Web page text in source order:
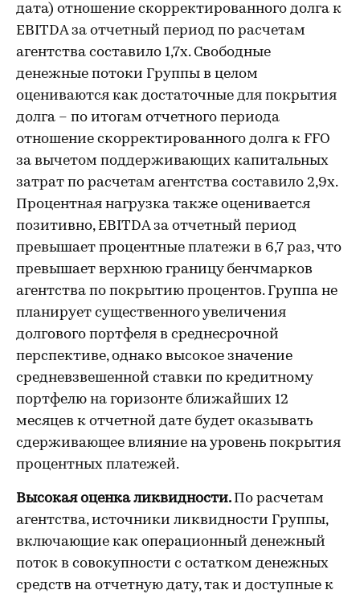
дата) отношение скорректированного долга к
EBITDA за отчетный период по расчетам
агентства составило 1,7х. Свободные
денежные потоки Группы в целом
оцениваются как достаточные для покрытия
долга – по итогам отчетного периода
отношение скорректированного долга к FFO
за вычетом поддерживающих капитальных
затрат по расчетам агентства составило 2,9х.
Процентная нагрузка также оценивается
позитивно, EBITDA за отчетный период
превышает процентные платежи в 6,7 раз, что
превышает верхнюю границу бенчмарков
агентства по покрытию процентов. Группа не
планирует существенного увеличения
долгового портфеля в среднесрочной
перспективе, однако высокое значение
средневзвешенной ставки по кредитному
портфелю на горизонте ближайших 12
месяцев к отчетной дате будет оказывать
сдерживающее влияние на уровень покрытия
процентных платежей.
Высокая оценка ликвидности. По расчетам
агентства, источники ликвидности Группы,
включающие как операционный денежный
поток в совокупности с остатком денежных
средств на отчетную дату, так и доступные к